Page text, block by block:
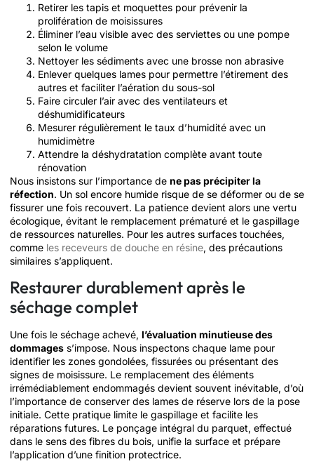
Retirer les tapis et moquettes pour prévenir la
prolifération de moisissures
Éliminer l’eau visible avec des serviettes ou une pompe
selon le volume
Nettoyer les sédiments avec une brosse non abrasive
Enlever quelques lames pour permettre l’étirement des
autres et faciliter l’aération du sous-sol
Faire circuler l’air avec des ventilateurs et
déshumidificateurs
Mesurer régulièrement le taux d’humidité avec un
humidimètre
Attendre la déshydratation complète avant toute
rénovation
Nous insistons sur l’importance de ne pas précipiter la
réfection. Un sol encore humide risque de se déformer ou de se
fissurer une fois recouvert. La patience devient alors une vertu
écologique, évitant le remplacement prématuré et le gaspillage
de ressources naturelles. Pour les autres surfaces touchées,
comme les receveurs de douche en résine, des précautions
similaires s’appliquent.
Restaurer durablement après le
séchage complet
Une fois le séchage achevé, l’évaluation minutieuse des
dommages s’impose. Nous inspectons chaque lame pour
identifier les zones gondolées, fissurées ou présentant des
signes de moisissure. Le remplacement des éléments
irrémédiablement endommagés devient souvent inévitable, d’où
l’importance de conserver des lames de réserve lors de la pose
initiale. Cette pratique limite le gaspillage et facilite les
réparations futures. Le ponçage intégral du parquet, effectué
dans le sens des fibres du bois, unifie la surface et prépare
l’application d’une finition protectrice.